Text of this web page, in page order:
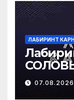
ЛАБИРИНТ
2026
07.08.2026